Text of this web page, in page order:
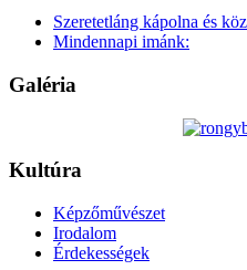
Szeretetláng kápolna és
Mindennapi imánk:
Galéria
Kultúra
Képzőművészet
Irodalom
Érdekességek